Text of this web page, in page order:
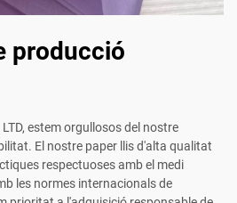
producció
LTD, estem orgullosos del nostre
El nostre paper llis d'alta qualitat
respectuoses amb el medi
les normes internacionals de